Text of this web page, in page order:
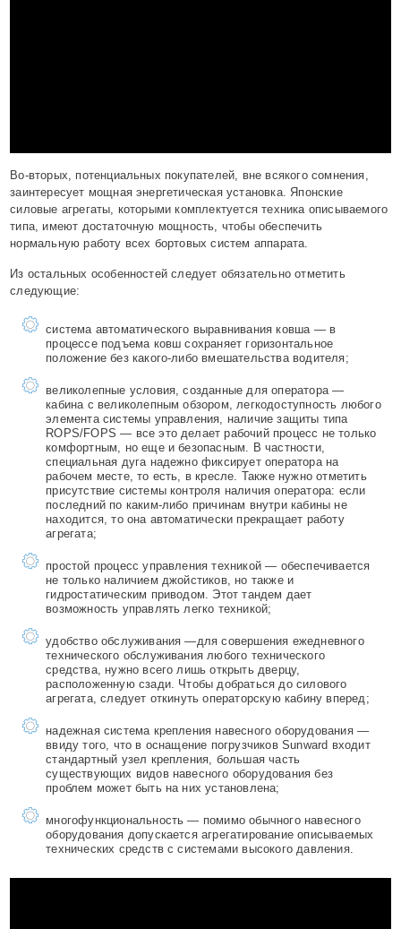
Во-вторых, потенциальных покупателей, вне всякого сомнения,
заинтересует мощная энергетическая установка. Японские
силовые агрегаты, которыми комплектуется техника описываемого
типа, имеют достаточную мощность, чтобы обеспечить
нормальную работу всех бортовых систем аппарата.
Из остальных особенностей следует обязательно отметить
следующие:
система автоматического выравнивания ковша — в
процессе подъема ковш сохраняет горизонтальное
положение без какого-либо вмешательства водителя;
великолепные условия, созданные для оператора —
кабина с великолепным обзором, легкодоступность любого
элемента системы управления, наличие защиты типа
ROPS/FOPS — все это делает рабочий процесс не только
комфортным, но еще и безопасным. В частности,
специальная дуга надежно фиксирует оператора на
рабочем месте, то есть, в кресле. Также нужно отметить
присутствие системы контроля наличия оператора: если
последний по каким-либо причинам внутри кабины не
находится, то она автоматически прекращает работу
агрегата;
простой процесс управления техникой — обеспечивается
не только наличием джойстиков, но также и
гидростатическим приводом. Этот тандем дает
возможность управлять легко техникой;
удобство обслуживания —для совершения ежедневного
технического обслуживания любого технического
средства, нужно всего лишь открыть дверцу,
расположенную сзади. Чтобы добраться до силового
агрегата, следует откинуть операторскую кабину вперед;
надежная система крепления навесного оборудования —
ввиду того, что в оснащение погрузчиков Sunward входит
стандартный узел крепления, большая часть
существующих видов навесного оборудования без
проблем может быть на них установлена;
многофункциональность — помимо обычного навесного
оборудования допускается агрегатирование описываемых
технических средств с системами высокого давления.